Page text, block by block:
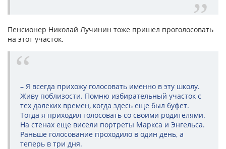
Пенсионер Николай Лучинин тоже пришел проголосовать
на этот участок.
– Я всегда прихожу голосовать именно в эту школу.
Живу поблизости. Помню избирательный участок с
тех далеких времен, когда здесь еще был буфет.
Тогда я приходил голосовать со своими родителями.
На стенах еще висели портреты Маркса и Энгельса.
Раньше голосование проходило в один день, а
теперь в три дня.